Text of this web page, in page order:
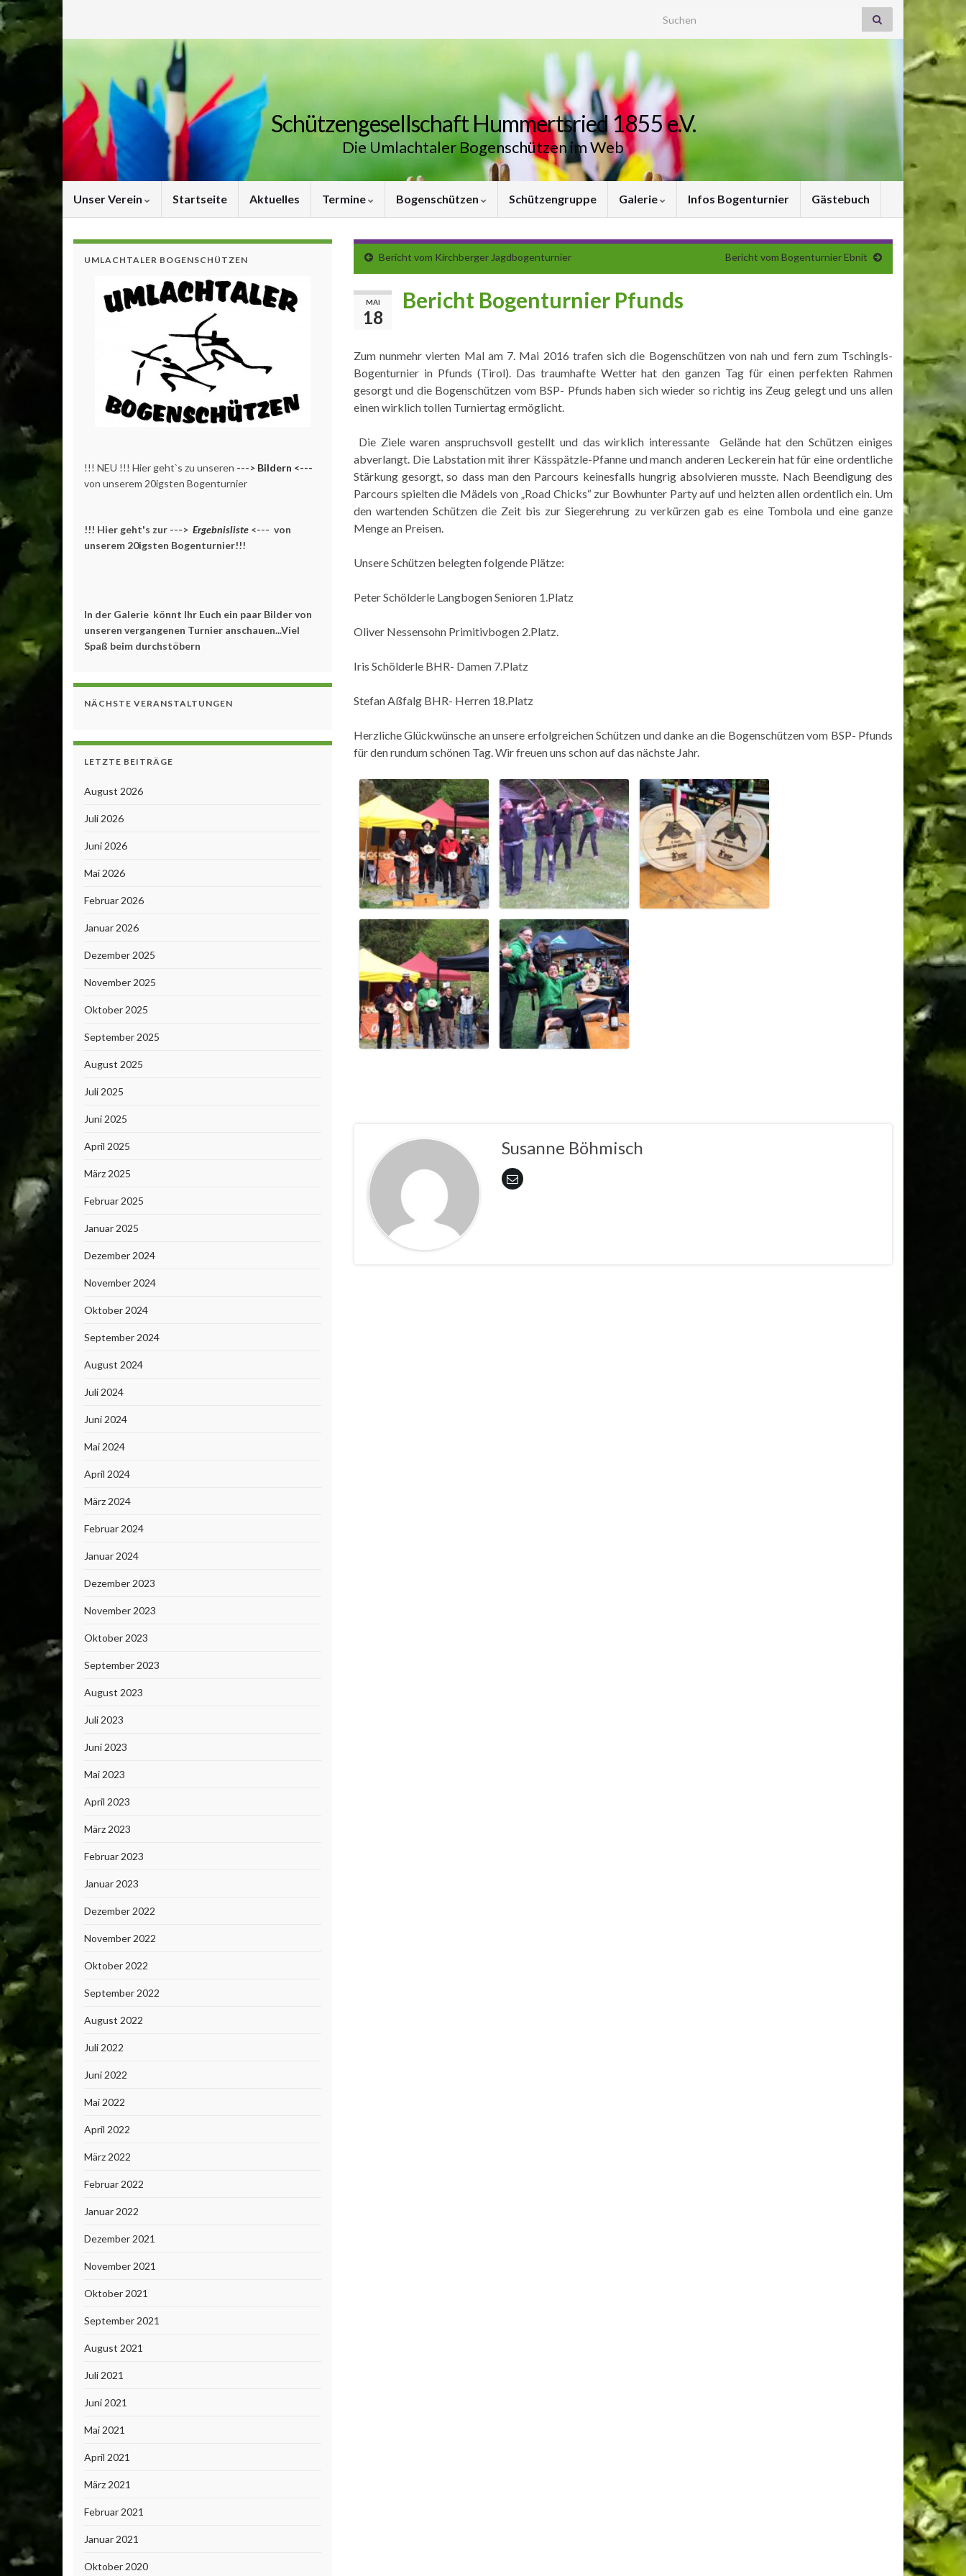
Search for:
Schützengesellschaft Hummertsried 1855 e.V.
Die Umlachtaler Bogenschützen im Web
Unser Verein Startseite Aktuelles Termine Bogenschützen Schützengruppe Galerie Infos Bogenturnier Gästebuch
Bericht vom Kirchberger Jagdbogenturnier Bericht vom Bogenturnier Ebnit
MAI
18
Bericht Bogenturnier Pfunds
Zum nunmehr vierten Mal am 7. Mai 2016 trafen sich die Bogenschützen von nah und fern zum Tschingls-
Bogenturnier in Pfunds (Tirol). Das traumhafte Wetter hat den ganzen Tag für einen perfekten Rahmen
gesorgt und die Bogenschützen vom BSP- Pfunds haben sich wieder so richtig ins Zeug gelegt und uns allen
einen wirklich tollen Turniertag ermöglicht.
Die Ziele waren anspruchsvoll gestellt und das wirklich interessante Gelände hat den Schützen einiges
abverlangt. Die Labstation mit ihrer Kässpätzle-Pfanne und manch anderen Leckerein hat für eine ordentliche
Stärkung gesorgt, so dass man den Parcours keinesfalls hungrig absolvieren musste. Nach Beendigung des
Parcours spielten die Mädels von „Road Chicks“ zur Bowhunter Party auf und heizten allen ordentlich ein. Um
den wartenden Schützen die Zeit bis zur Siegerehrung zu verkürzen gab es eine Tombola und eine ganze
Menge an Preisen.
Unsere Schützen belegten folgende Plätze:
Peter Schölderle Langbogen Senioren 1.Platz
Oliver Nessensohn Primitivbogen 2.Platz.
Iris Schölderle BHR- Damen 7.Platz
Stefan Aßfalg BHR- Herren 18.Platz
Herzliche Glückwünsche an unsere erfolgreichen Schützen und danke an die Bogenschützen vom BSP- Pfunds
für den rundum schönen Tag. Wir freuen uns schon auf das nächste Jahr.
Susanne Böhmisch
UMLACHTALER BOGENSCHÜTZEN
!!! NEU !!! Hier geht`s zu unseren ---> Bildern <---
von unserem 20igsten Bogenturnier
!!! Hier geht's zur ---> Ergebnisliste <--- von
unserem 20igsten Bogenturnier!!!
In der Galerie könnt Ihr Euch ein paar Bilder von
unseren vergangenen Turnier anschauen...Viel
Spaß beim durchstöbern
NÄCHSTE VERANSTALTUNGEN
LETZTE BEITRÄGE
August 2026
Juli 2026
Juni 2026
Mai 2026
Februar 2026
Januar 2026
Dezember 2025
November 2025
Oktober 2025
September 2025
August 2025
Juli 2025
Juni 2025
April 2025
März 2025
Februar 2025
Januar 2025
Dezember 2024
November 2024
Oktober 2024
September 2024
August 2024
Juli 2024
Juni 2024
Mai 2024
April 2024
März 2024
Februar 2024
Januar 2024
Dezember 2023
November 2023
Oktober 2023
September 2023
August 2023
Juli 2023
Juni 2023
Mai 2023
April 2023
März 2023
Februar 2023
Januar 2023
Dezember 2022
November 2022
Oktober 2022
September 2022
August 2022
Juli 2022
Juni 2022
Mai 2022
April 2022
März 2022
Februar 2022
Januar 2022
Dezember 2021
November 2021
Oktober 2021
September 2021
August 2021
Juli 2021
Juni 2021
Mai 2021
April 2021
März 2021
Februar 2021
Januar 2021
Oktober 2020